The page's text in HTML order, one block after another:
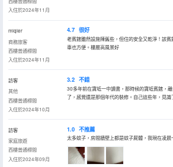
入住於2024年11月
miqier
商務旅客
西樓普通標間
入住於2024年11月
4.7 很好
老賓館雖然設施陳舊些，但住的安全又乾淨！該
車也方便。樓層高風景好
訪客
其他
西樓普通標間
入住於2024年10月
3.2 不錯
30多年前在寶坻一中讀書，那時候的寶坻賓館，
了，感覺還是那個年代的裝修。自己這些年，見
訪客
家庭旅遊
西樓普通標間
入住於2024年09月
1.0 不推薦
太多蚊子，房間牆壁上都是蚊子屍體，我現在凌